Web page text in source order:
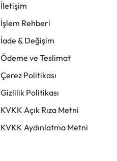
İletişim
İşlem Rehberi
İade & Değişim
Ödeme ve Teslimat
Çerez Politikası
Gizlilik Politikası
KVKK Açık Rıza Metni
KVKK Aydınlatma Metni